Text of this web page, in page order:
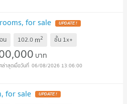
for sale UPDATE !
น 102.0 m2 ชั้น 1x+
บาท
06/08/2026 13:06:00
for sale UPDATE !